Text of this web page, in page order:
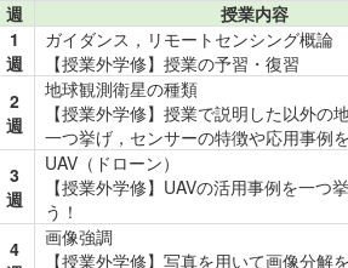
週 授業内容
1
週
ガイダンス，リモートセンシング概論
【授業外学修】授業の予習・復習
2
週
地球観測衛星の種類
【授業外学修】授業で説明した以外の
一つ挙げ，センサーの特徴や応用事例
3
週
UAV（ドローン）
【授業外学修】UAVの活用事例を一つ
う！
4
画像強調
【授業外学修】写真を用いて画像分解